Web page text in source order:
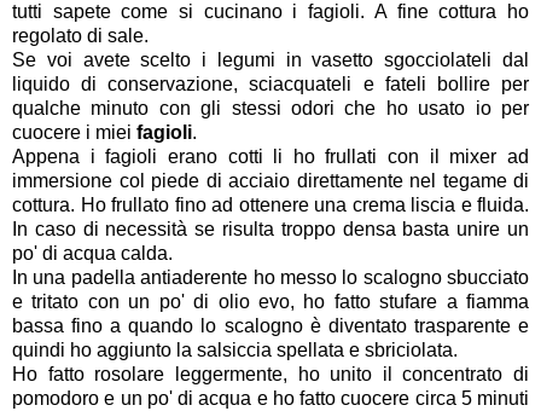
tutti sapete come si cucinano i fagioli. A fine cottura ho
regolato di sale.
Se voi avete scelto i legumi in vasetto sgocciolateli dal
liquido di conservazione, sciacquateli e fateli bollire per
qualche minuto con gli stessi odori che ho usato io per
cuocere i miei fagioli.
Appena i fagioli erano cotti li ho frullati con il mixer ad
immersione col piede di acciaio direttamente nel tegame di
cottura. Ho frullato fino ad ottenere una crema liscia e fluida.
In caso di necessità se risulta troppo densa basta unire un
po' di acqua calda.
In una padella antiaderente ho messo lo scalogno sbucciato
e tritato con un po' di olio evo, ho fatto stufare a fiamma
bassa fino a quando lo scalogno è diventato trasparente e
quindi ho aggiunto la salsiccia spellata e sbriciolata.
Ho fatto rosolare leggermente, ho unito il concentrato di
pomodoro e un po' di acqua e ho fatto cuocere circa 5 minuti